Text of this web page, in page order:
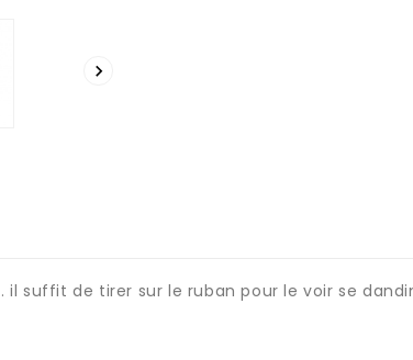

suffit de tirer sur le ruban pour le voir se